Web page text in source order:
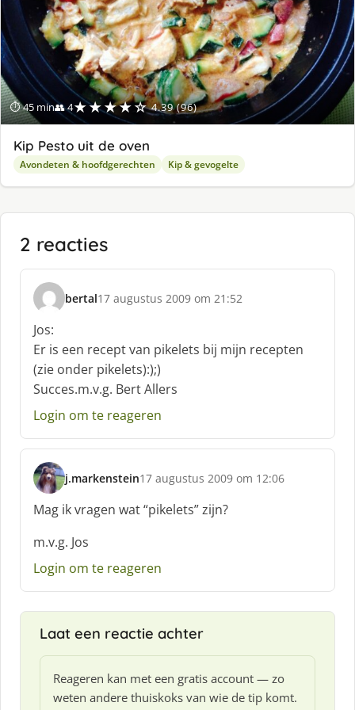
⏱ 45 min👥 4★★★★☆ 4.39 (96)
Kip Pesto uit de oven
Avondeten & hoofdgerechten Kip & gevogelte
2 reacties
bertal
s
c
h
r
e
e
:
17 augustus 2009 om 21:52
Jos:
Er is een recept van pikelets bij mijn recepten
(zie onder pikelets):);)
Succes.m.v.g. Bert Allers
Login om te reageren
j.markenstein
s
c
h
e
17 augustus 2009 om 12:06
Mag ik vragen wat “pikelets” zijn?
m.v.g. Jos
Login om te reageren
Laat een reactie achter
Reageren kan met een gratis account — zo
weten andere thuiskoks van wie de tip komt.